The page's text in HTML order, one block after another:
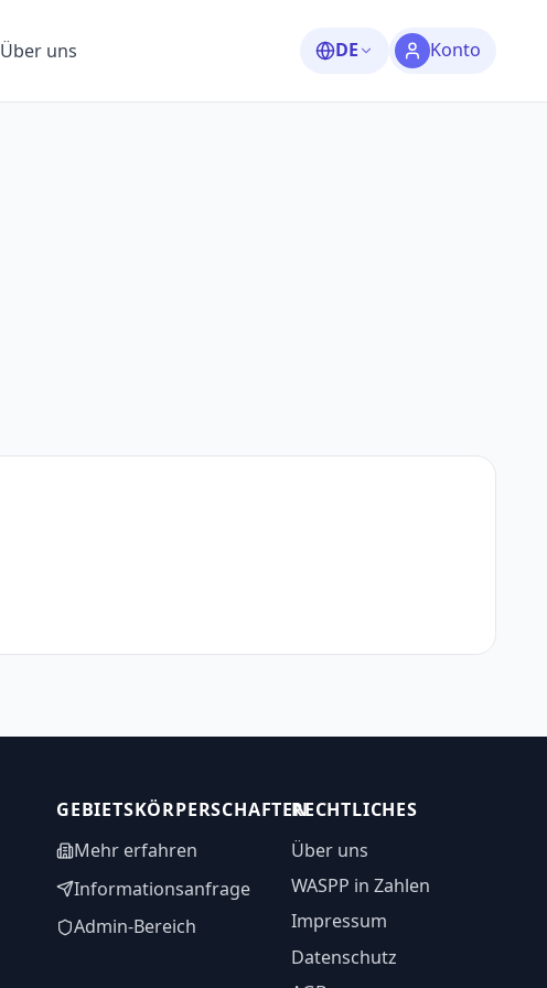
Über uns DE Konto
GEBIETSKÖRPERSCHAFTEN
Mehr erfahren
Informationsanfrage
Admin-Bereich
RECHTLICHES
Über uns
WASPP in Zahlen
Impressum
Datenschutz